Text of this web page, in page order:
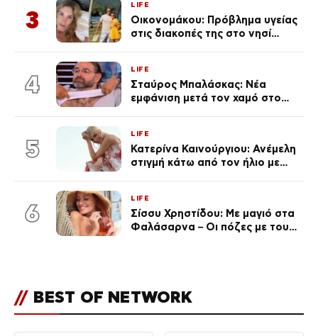
3
LIFE
Οικονομάκου: Πρόβλημα υγείας
στις διακοπές της στο νησί
4
LIFE
Σταύρος Μπαλάσκας: Νέα
εμφάνιση μετά τον χαμό στο
5
LIFE
Κατερίνα Καινούργιου: Ανέμελη
στιγμή κάτω από τον ήλιο με
6
LIFE
Σίσσυ Χρηστίδου: Με μαγιό στα
Φαλάσαρνα – Οι πόζες με τους
// BEST OF NETWORK